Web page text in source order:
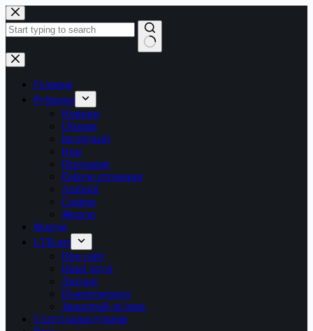
Перейти
до
вмісту
Немає
результатів
Головна
Рубрики
Новини
Обзори
Інструкції
Ігри
Програми
Робоче оточення
Android
Сервер
Железо
Форум
LTB.net
Про сайт
Наші друзі
Автори
Пожертвувати
Зворотній зв’язок
Статті користувачів